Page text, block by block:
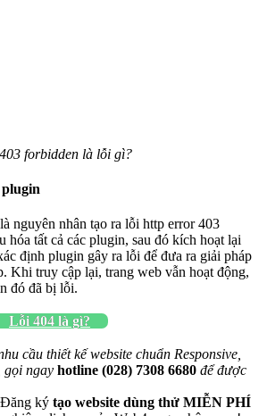
403 forbidden là lỗi gì?
nguyên nhân tạo ra lỗi http error 403
hóa tất cả các plugin, sau đó kích hoạt lại
định plugin gây ra lỗi để đưa ra giải pháp
Khi truy cập lại, trang web vẫn hoạt động,
đó đã bị lỗi.
Lỗi 404 là gì?
cầu thiết kế website chuẩn Responsive,
gọi ngay hotline (028) 7308 6680 để được
Đăng ký tạo website dùng thử MIỄN PHÍ